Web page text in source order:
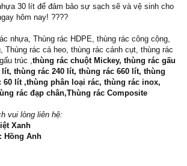
30 lít để đảm bảo sự sạch sẽ và vệ sinh cho
hôm nay! ????
nhựa, Thùng rác HDPE, thùng rác công cộng,
Thùng rác cá heo, thùng rác cánh cụt, thùng rác
trúc ,thùng rác chuột Mickey, thùng rác gấu
lít, thùng rác 240 lít, thùng rác 660 lít, thùng
60 lít ,thùng phân loại rác, thùng rác inox,
rác đạp chân,Thùng rác Composite
vui lòng liên hệ:
Xanh
Hồng Anh